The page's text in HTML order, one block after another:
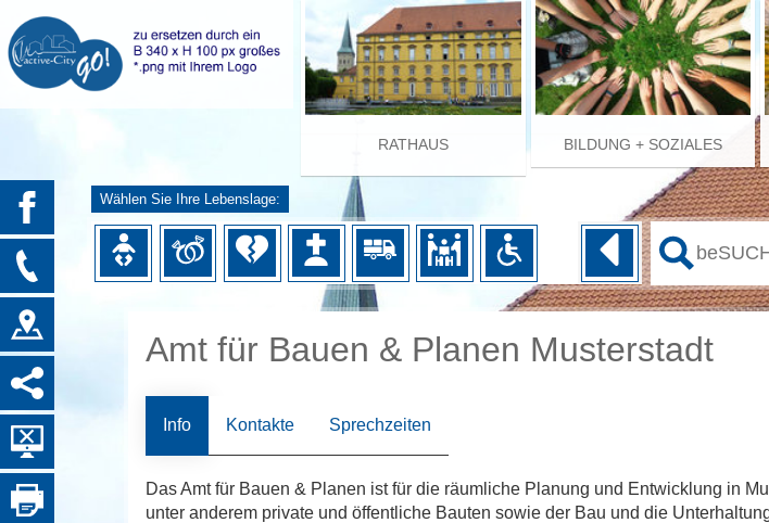
RATHAUS BILDUNG + SOZIALES
Wählen Sie Ihre Lebenslage:
Amt für Bauen & Planen Musterstadt
Info Kontakte Sprechzeiten
Das Amt für Bauen & Planen ist für die räumliche Planung und Entwicklung in
unter anderem private und öffentliche Bauten sowie der Bau und die